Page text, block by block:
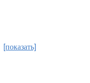
[показать]